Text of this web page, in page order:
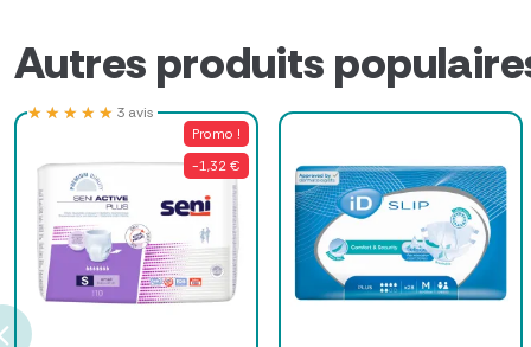
Autres produits
Promo !
-1,32 €
★★★★★
★★★★★ 3 avis